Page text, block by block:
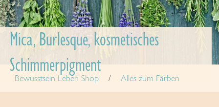
Mica, Burlesque, kosmetisches
Schimmerpigment
Bewusstsein Leben Shop Alles zum Färben